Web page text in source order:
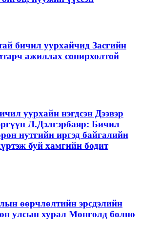
бичил уурхайчид Засгийн
ажиллах сонирхолтой
уурхайн нэгдсэн Дээвэр
Л.Дэлгэрбаяр: Бичил
нутгийн иргэд байгалийн
буй хамгийн бодит
өөрчлөлтийн эрсдэлийн
улсын хурал Монголд болно